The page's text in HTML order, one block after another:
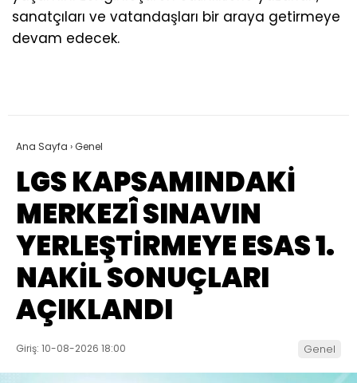
sanatçıları ve vatandaşları bir araya getirmeye
devam edecek.
Ana Sayfa ›Genel
LGS KAPSAMINDAKİ
MERKEZÎ SINAVIN
YERLEŞTİRMEYE ESAS 1.
NAKİL SONUÇLARI
AÇIKLANDI
Giriş: 10-08-2026 18:00 Genel